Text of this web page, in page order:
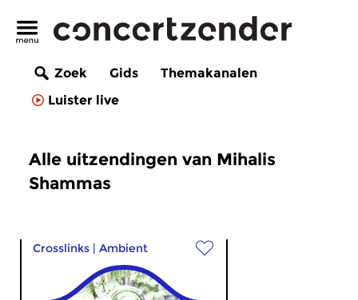
Zoek Gids
Themakanalen
Luister live
Alle uitzendingen van Mihalis
Shammas
Crosslinks | Ambient